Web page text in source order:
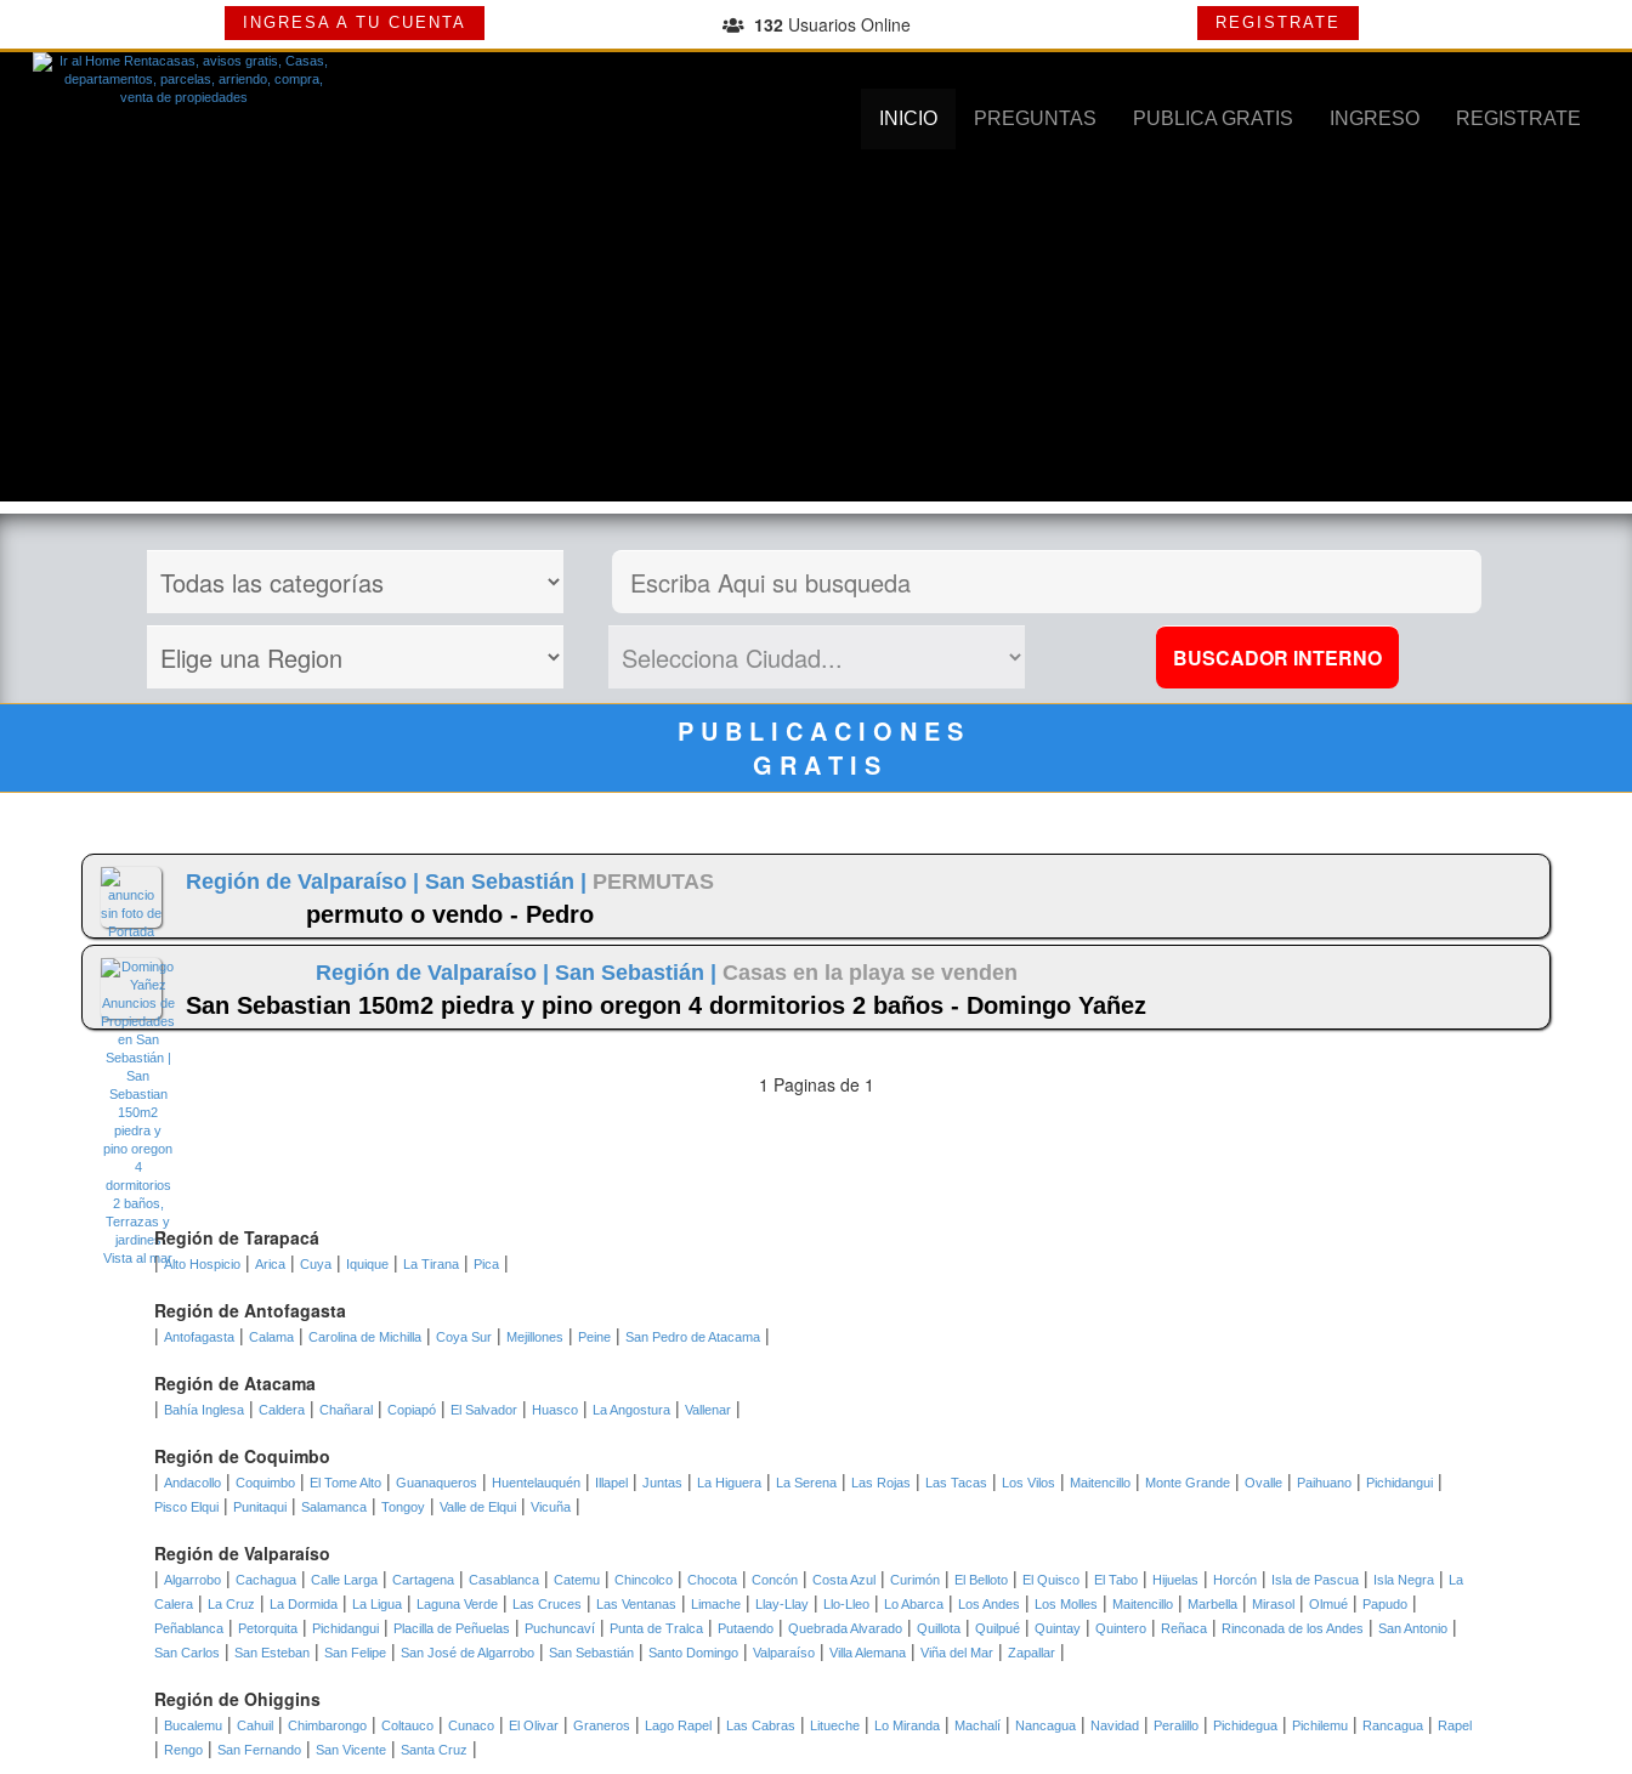
INGRESA A TU CUENTA 132Usuarios Online REGISTRATE
INICIO PREGUNTAS PUBLICA GRATIS INGRESO REGISTRATE
P U B L I C A C I O N E S
G R A T I S
Región de Valparaíso |San Sebastián | PERMUTAS
permuto o vendo - Pedro
Región de Valparaíso | San Sebastián | Casas en la playa se venden
San Sebastian 150m2 piedra y pino oregon 4 dormitorios 2 baños - Domingo Yañez
1 Paginas de 1
Región de Tarapacá
|Alto Hospicio | Arica | Cuya | Iquique | La Tirana | Pica |
Región de Antofagasta
| Antofagasta | Calama | Carolina de Michilla | Coya Sur | Mejillones | Peine | San Pedro de Atacama |
Región de Atacama
| Bahía Inglesa | Caldera | Chañaral | Copiapó | El Salvador | Huasco | La Angostura | Vallenar |
Región de Coquimbo
| Andacollo | Coquimbo | El Tome Alto | Guanaqueros | Huentelauquén | Illapel | Juntas | La Higuera | La Serena | Las Rojas | Las Tacas | Los Vilos | Maitencillo | Monte Grande | Ovalle | Paihuano | Pichidangui |
Pisco Elqui | Punitaqui | Salamanca | Tongoy | Valle de Elqui | Vicuña |
Región de Valparaíso
| Algarrobo | Cachagua | Calle Larga | Cartagena | Casablanca | Catemu | Chincolco | Chocota | Concón | Costa Azul | Curimón | El Belloto | El Quisco | El Tabo | Hijuelas | Horcón | Isla de Pascua | Isla Negra | La
Calera | La Cruz | La Dormida | La Ligua | Laguna Verde | Las Cruces | Las Ventanas | Limache | Llay-Llay | Llo-Lleo | Lo Abarca | Los Andes | Los Molles | Maitencillo | Marbella | Mirasol | Olmué | Papudo |
Peñablanca | Petorquita | Pichidangui | Placilla de Peñuelas | Puchuncaví | Punta de Tralca | Putaendo | Quebrada Alvarado | Quillota | Quilpué | Quintay | Quintero | Reñaca | Rinconada de los Andes | San Antonio |
San Carlos | San Esteban | San Felipe | San José de Algarrobo | San Sebastián | Santo Domingo | Valparaíso | Villa Alemana | Viña del Mar | Zapallar |
Región de Ohiggins
| Bucalemu | Cahuil | Chimbarongo | Coltauco | Cunaco | El Olivar | Graneros | Lago Rapel | Las Cabras | Litueche | Lo Miranda | Machalí | Nancagua | Navidad | Peralillo | Pichidegua | Pichilemu | Rancagua | Rapel
| Rengo | San Fernando | San Vicente | Santa Cruz |